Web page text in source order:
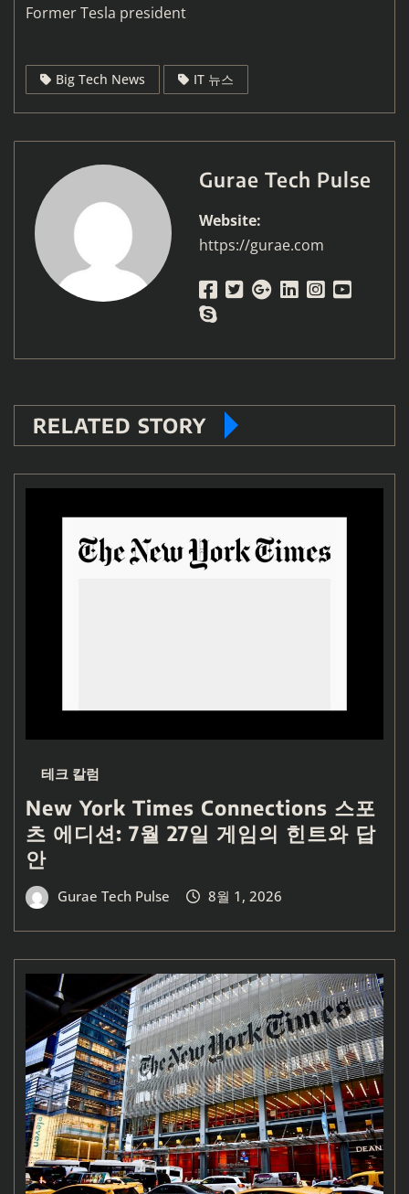
Former Tesla president
Big Tech News IT 뉴스
Gurae Tech Pulse
Website:
https://gurae.com
RELATED STORY
테크 칼럼
New York Times Connections 스포
츠 에디션: 7월 27일 게임의 힌트와 답
안
Gurae Tech Pulse 8월 1, 2026